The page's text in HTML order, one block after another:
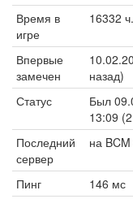
Время в
игре
16332 ч.
Впервые
замечен
назад)
Статус
Был
13:09
Последний
сервер
на
Пинг
146 мс